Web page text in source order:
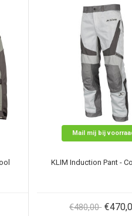
Mail mij bij
KLIM Induction Pant -
€480,00